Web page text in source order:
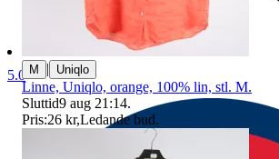
5.0 M | Uniqlo
Linne, Uniqlo, orange, 100% lin, stl. M.
Sluttid9 aug 21:14.
Pris:26 kr,Ledande bud.